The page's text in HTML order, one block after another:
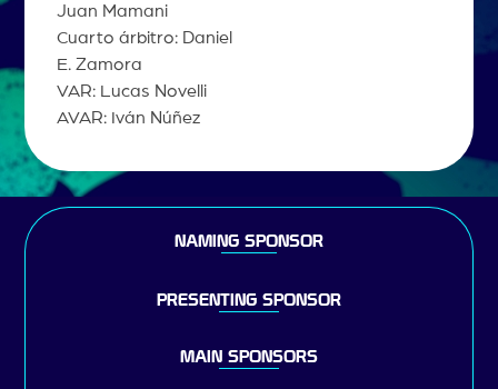
Juan Mamani
Cuarto árbitro: Daniel
E. Zamora
VAR: Lucas Novelli
AVAR: Iván Núñez
NAMING SPONSOR
PRESENTING SPONSOR
MAIN SPONSORS